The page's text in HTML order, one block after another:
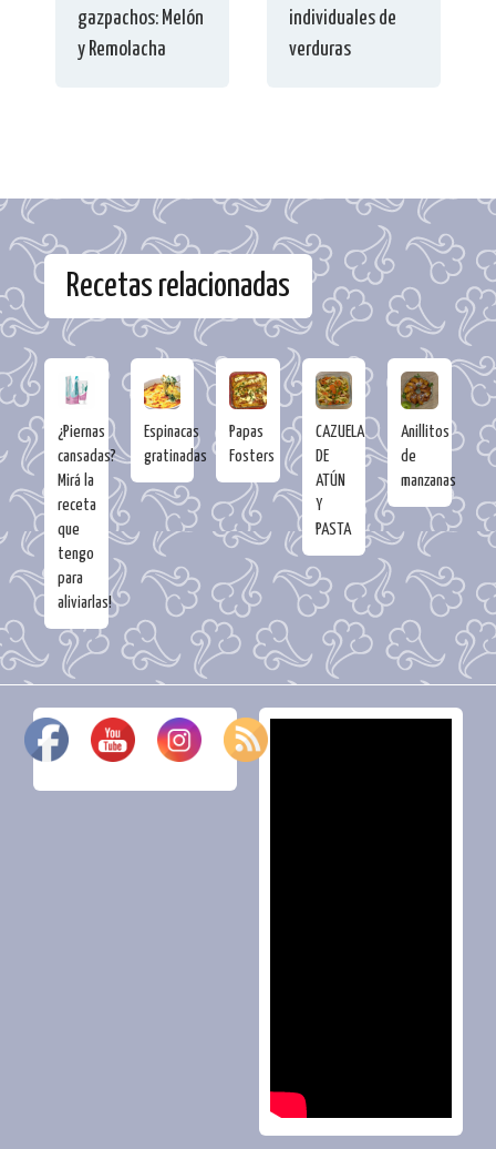
gazpachos: Melón
y Remolacha
individuales de
verduras
Recetas relacionadas
¿Piernas
cansadas?
Mirá la
receta
que
tengo
para
aliviarlas!
Espinacas
gratinadas
Papas
Fosters
CAZUELA
DE
ATÚN
Y
PASTA
Anillitos
de
manzanas